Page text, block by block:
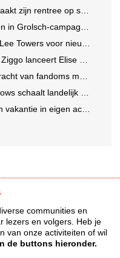
een wereldwijde muurschilderingcampagne
voor nieuwe Grolsch CAL
voor nieuwe campagne
expert over de Nederlandse voetbalbeleving
social media campagne rondom Olivia Rodrigo
met gerichte Out of Home strategie
in eigen achtertuin
communities en
lezers en volgers. Heb je
van onze activiteiten of wil
de buttons hieronder.